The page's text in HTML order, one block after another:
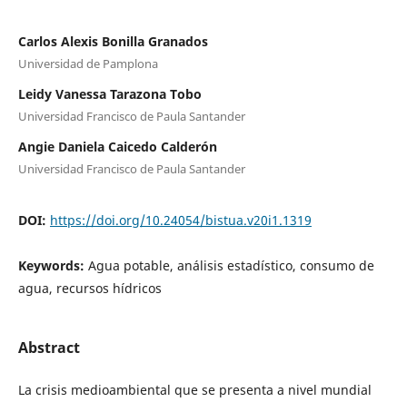
Carlos Alexis Bonilla Granados
Universidad de Pamplona
Leidy Vanessa Tarazona Tobo
Universidad Francisco de Paula Santander
Angie Daniela Caicedo Calderón
Universidad Francisco de Paula Santander
DOI: https://doi.org/10.24054/bistua.v20i1.1319
Keywords: Agua potable, análisis estadístico, consumo de
agua, recursos hídricos
Abstract
La crisis medioambiental que se presenta a nivel mundial